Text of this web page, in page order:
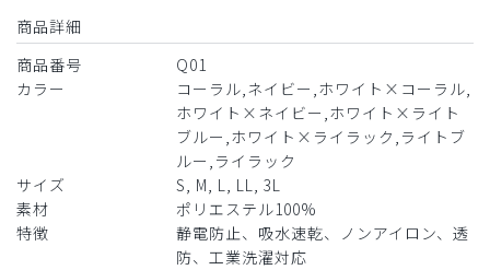
商品詳細
商品番号
Q01
カラー
コーラル,ネイビー,ホワイト×コーラル,
ホワイト×ネイビー,ホワイト×ライト
ブルー,ホワイト×ライラック,ライトブ
ルー,ライラック
サイズ
S, M, L, LL, 3L
素材
ポリエステル100%
特徴
静電防止、吸水速乾、ノンアイロン、透
防、工業洗濯対応